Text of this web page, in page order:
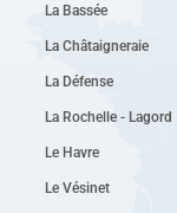
La Bassée
La Châtaigneraie
La Défense
La Rochelle - Lagord
Le Havre
Le Vésinet